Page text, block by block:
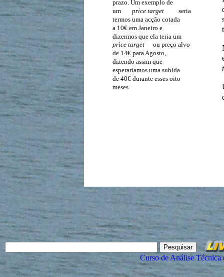
prazo. Um exemplo de
um
price target
seria
termos uma acção cotada
a 10€ em Janeiro e
dizermos que ela teria um
price target
ou preço alvo
de 14€ para Agosto,
dizendo assim que
esperaríamos uma subida
de 40€ durante esses oito
meses.
Curso de Análise Técnica